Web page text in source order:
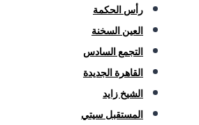
رأس الحكمة
العين السخنة
التجمع السادس
القاهرة الجديدة
الشيخ زايد
المستقبل سيتي